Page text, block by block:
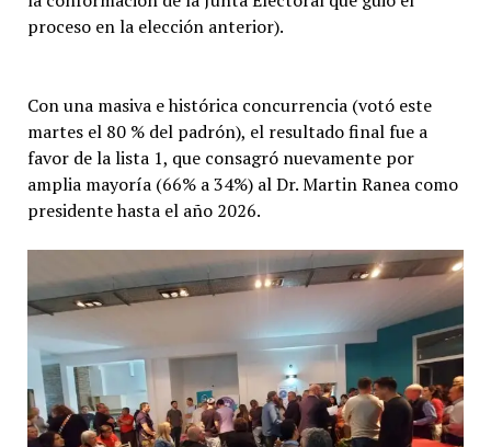
proceso en la elección anterior).
Con una masiva e histórica concurrencia (votó este
martes el 80 % del padrón), el resultado final fue a
favor de la lista 1, que consagró nuevamente por
amplia mayoría (66% a 34%) al Dr. Martin Ranea como
presidente hasta el año 2026.